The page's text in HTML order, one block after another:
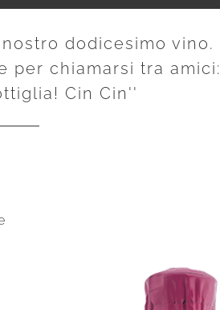
dodicesimo vino.
per chiamarsi tra amici:
Cin Cin''